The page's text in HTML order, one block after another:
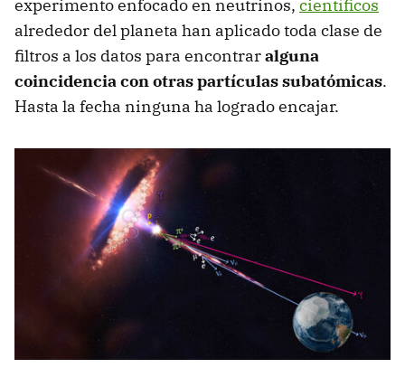
experimento enfocado en neutrinos, científicos
alrededor del planeta han aplicado toda clase de
filtros a los datos para encontraralguna
coincidencia con otras partículas subatómicas.
Hasta la fecha ninguna ha logrado encajar.